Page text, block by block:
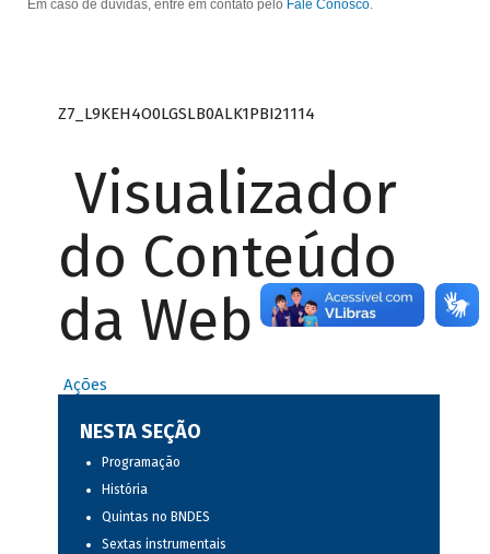
Em caso de dúvidas, entre em contato pelo Fale Conosco.
Z7_L9KEH4O0LGSLB0ALK1PBI21114
Visualizador
do Conteúdo
da Web
Ações
NESTA SEÇÃO
Programação
História
Quintas no BNDES
Sextas instrumentais